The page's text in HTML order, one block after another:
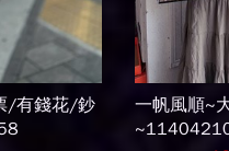
/有錢花/鈔
一帆風順~